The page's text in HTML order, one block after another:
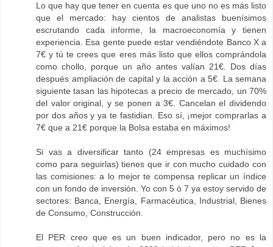
Lo que hay que tener en cuenta es que uno no es más listo
que el mercado: hay cientos de analistas buenísimos
escrutando cada informe, la macroeconomía y tienen
experiencia. Esa gente puede estar vendiéndote Banco X a
7€ y tú te crees que eres más listo que ellos comprándola
como chollo, porque un año antes valían 21€. Dos días
después ampliación de capital y la acción a 5€. La semana
siguiente tasan las hipotecas a precio de mercado, un 70%
del valor original, y se ponen a 3€. Cancelan el dividendo
por dos años y ya te fastidian. Eso sí, ¡mejor comprarlas a
7€ que a 21€ porque la Bolsa estaba en máximos!
Si vas a diversificar tanto (24 empresas es muchísimo
como para seguirlas) tienes que ir con mucho cuidado con
las comisiones: a lo mejor te compensa replicar un índice
con un fondo de inversión. Yo con 5 ó 7 ya estoy servido de
sectores: Banca, Energía, Farmacéutica, Industrial, Bienes
de Consumo, Construcción.
El PER creo que es un buen indicador, pero no es la